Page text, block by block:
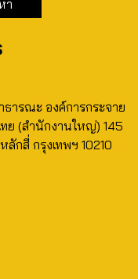
ารณะ องค์การกระจาย
ย (สำนักงานใหญ่) 145
กสี่ กรุงเทพฯ 10210